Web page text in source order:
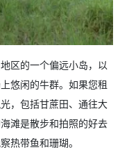
区的一个偏远小岛，以
悠闲的牛群。如果您租
，包括甘蔗田、通往大
滩是散步和拍照的好去
热带鱼和珊瑚。